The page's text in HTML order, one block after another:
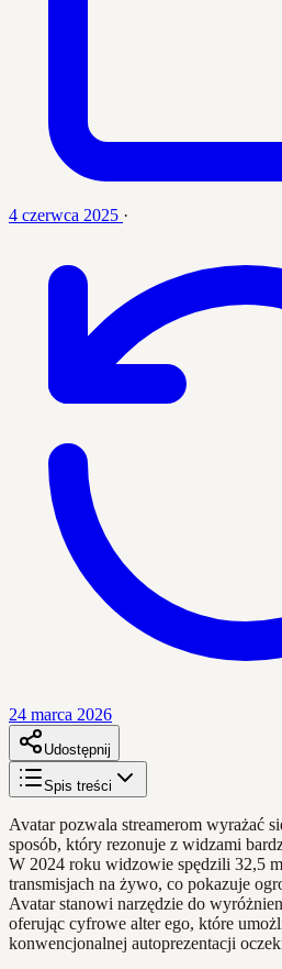
4 czerwca 2025 ·
24 marca 2026
Udostępnij
Spis treści
Avatar pozwala streamerom wyrażać
sposób, który rezonuje z widzami
W 2024 roku widzowie spędzili 32,5
transmisjach na żywo, co pokazuje
Avatar stanowi narzędzie do
oferując cyfrowe alter ego, które
konwencjonalnej autoprezentacji